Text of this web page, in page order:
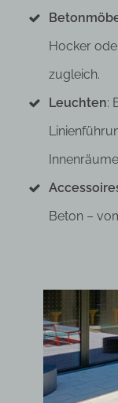
Hocker
zugleich.
Leuchten:
Beton –